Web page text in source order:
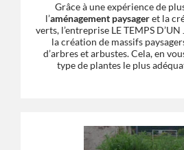
Grâce à une expérience de
l’aménagement paysageret la
verts, l’entreprise LE TEMPS
la création de massifs
d’arbres et arbustes. Cela, en
type de plantes le plus